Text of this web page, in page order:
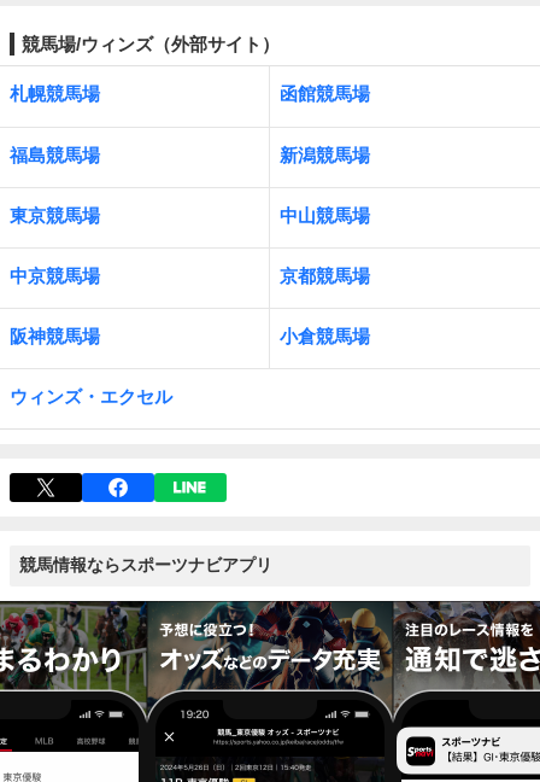
競馬場/ウィンズ（外部サイト）
札幌競馬場 函館競馬場
福島競馬場 新潟競馬場
東京競馬場 中山競馬場
中京競馬場 京都競馬場
阪神競馬場 小倉競馬場
ウィンズ・エクセル
競馬情報ならスポーツナビアプリ